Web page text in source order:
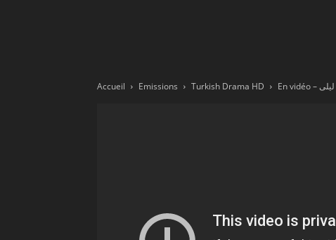
Accueil Emissions Turkish Drama HD